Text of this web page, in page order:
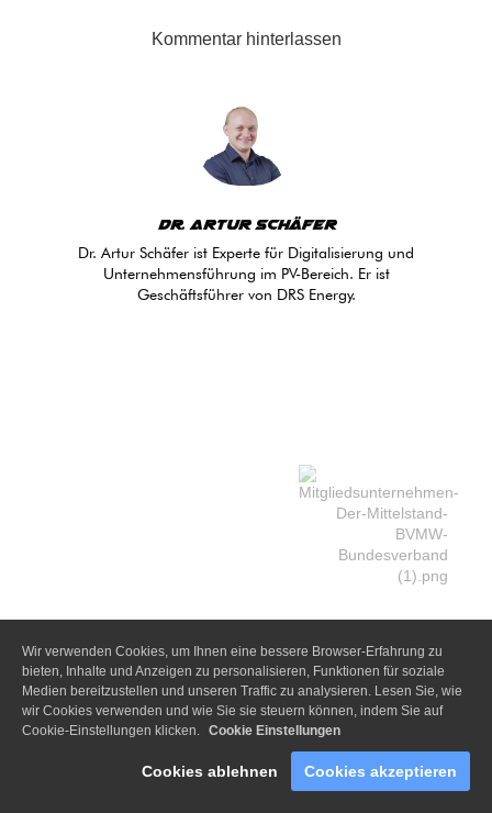
Kommentar hinterlassen
Dr. Artur Schäfer
Dr. Artur Schäfer ist Experte für Digitalisierung und
Unternehmensführung im PV-Bereich. Er ist
Geschäftsführer von DRS Energy.
Wir verwenden Cookies, um Ihnen eine bessere Browser-Erfahrung zu
bieten, Inhalte und Anzeigen zu personalisieren, Funktionen für soziale
Medien bereitzustellen und unseren Traffic zu analysieren. Lesen Sie, wie
wir Cookies verwenden und wie Sie sie steuern können, indem Sie auf
Cookie-Einstellungen klicken. Cookie Einstellungen
Cookies ablehnen Cookies akzeptieren